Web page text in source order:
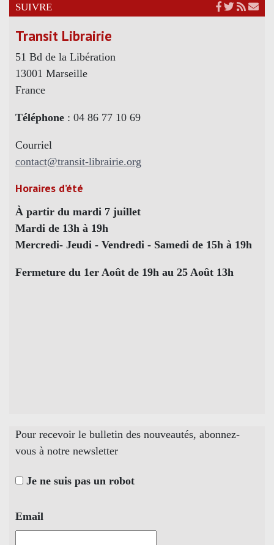
SUIVRE
Transit Librairie
51 Bd de la Libération
13001 Marseille
France
Téléphone : 04 86 77 10 69
Courriel
contact@transit-librairie.org
Horaires d’été
À partir du mardi 7 juillet
Mardi de 13h à 19h
Mercredi- Jeudi - Vendredi - Samedi de 15h à 19h
Fermeture du 1er Août de 19h au 25 Août 13h
Pour recevoir le bulletin des nouveautés, abonnez-
vous à notre newsletter
Je ne suis pas un robot
Email